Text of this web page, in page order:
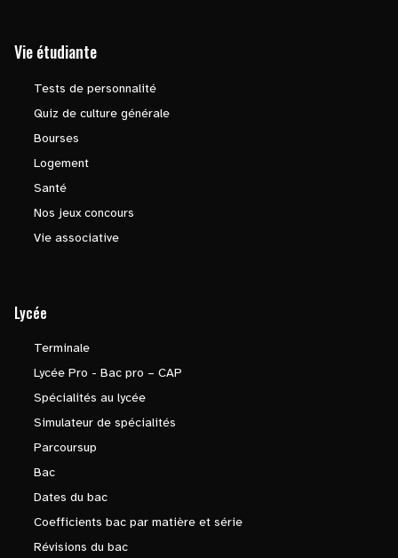
Vie étudiante
Tests de personnalité
Quiz de culture générale
Bourses
Logement
Santé
Nos jeux concours
Vie associative
Lycée
Terminale
Lycée Pro - Bac pro – CAP
Spécialités au lycée
Simulateur de spécialités
Parcoursup
Bac
Dates du bac
Coefficients bac par matière et série
Révisions du bac